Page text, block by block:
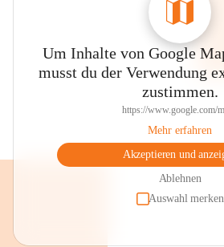
Um Inhalte von Google
musst du der Verwendung
zustimmen.
https://www.google.com/
Mehr erfahren
Akzeptieren und
Ablehnen
Auswahl merken